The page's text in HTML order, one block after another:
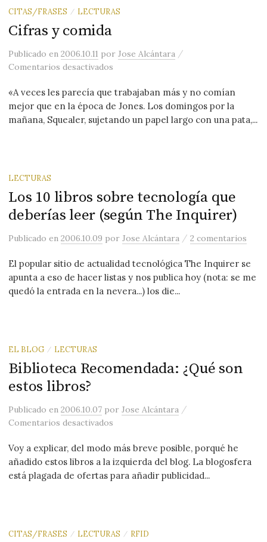
CITAS/FRASES / LECTURAS
Cifras y comida
Publicadoen2006.10.11 porJose Alcántara /
Comentarios desactivados
«A veces les parecía que trabajaban más y no comían
mejor que en la época de Jones. Los domingos por la
mañana, Squealer, sujetando un papel largo con una pata,...
LECTURAS
Los 10 libros sobre tecnología que
deberías leer (según The Inquirer)
Publicadoen2006.10.09 porJose Alcántara /2 comentarios
El popular sitio de actualidad tecnológica The Inquirer se
apunta a eso de hacer listas y nos publica hoy (nota: se me
quedó la entrada en la nevera...) los die...
EL BLOG / LECTURAS
Biblioteca Recomendada: ¿Qué son
estos libros?
Publicadoen2006.10.07 porJose Alcántara /
Comentarios desactivados
Voy a explicar, del modo más breve posible, porqué he
añadido estos libros a la izquierda del blog. La blogosfera
está plagada de ofertas para añadir publicidad...
CITAS/FRASES / LECTURAS / RFID